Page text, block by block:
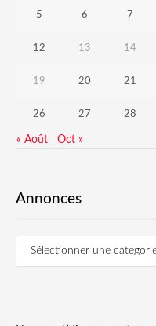
5 6 7
12 13 14
19 20 21
26 27 28
« Août Oct »
Annonces